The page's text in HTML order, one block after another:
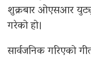
शुक्रबार ओएसआर
गरेको हो।
सार्वजनिक गरिएको